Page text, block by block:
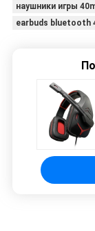
наушники игры
earbuds bluetooth